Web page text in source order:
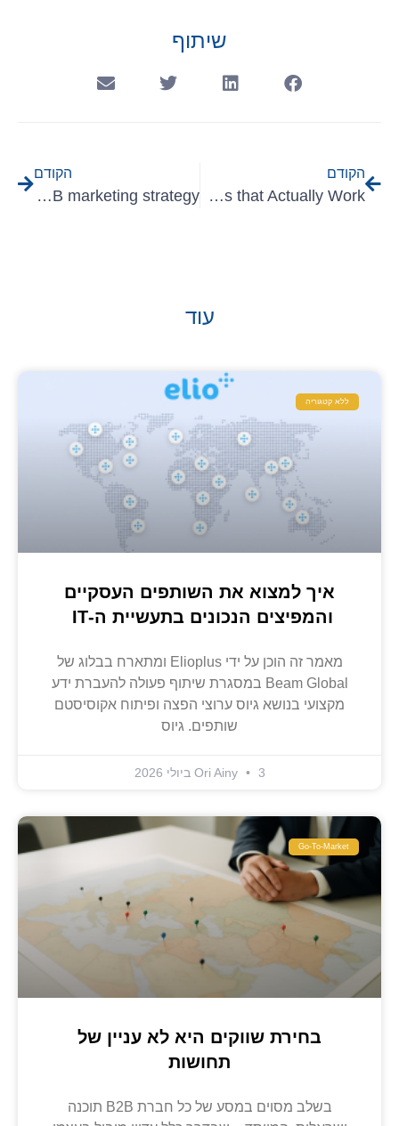
שיתוף
הקודם
The Alternative Pitch – Presentations and Software Demos that Actually Work
הקודם
Copywriting that sells: An effective vehicle for your B2B marketing strategy
עוד
ללא קטגוריה
איך למצוא את השותפים העסקיים
והמפיצים הנכונים בתעשיית ה-IT
מאמר זה הוכן על ידי Elioplus ומתארח בבלוג של
Beam Global במסגרת שיתוף פעולה להעברת ידע
מקצועי בנושא גיוס ערוצי הפצה ופיתוח אקוסיסטם
שותפים. גיוס
Ori Ainy 3 ביולי 2026
Go-To-Market
בחירת שווקים היא לא עניין של
תחושות
בשלב מסוים במסע של כל חברת B2B תוכנה